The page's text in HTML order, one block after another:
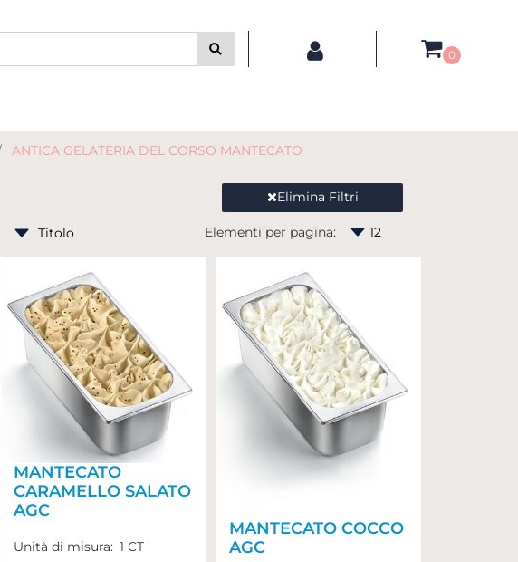
0
ANTICA GELATERIA DEL CORSO MANTECATO
Elimina Filtri
Elementi per pagina:
MANTECATO
CARAMELLO SALATO
AGC
Unità di misura: 1 CT
MANTECATO COCCO
AGC